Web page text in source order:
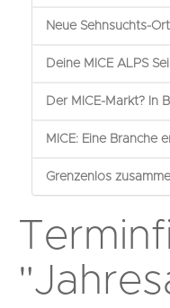
Neue Sehnsuchts-
Deine MICE ALPS
Der MICE-Markt? In
MICE: Eine Branche
Grenzenlos